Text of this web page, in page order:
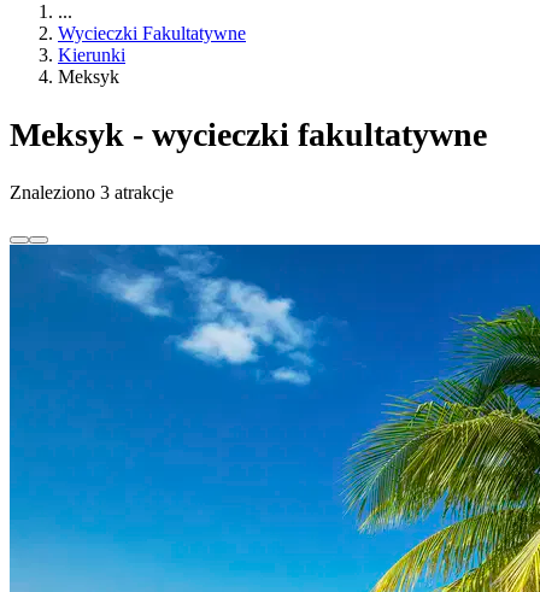
...
Wycieczki Fakultatywne
Kierunki
Meksyk
Meksyk - wycieczki fakultatywne
Znaleziono 3 atrakcje